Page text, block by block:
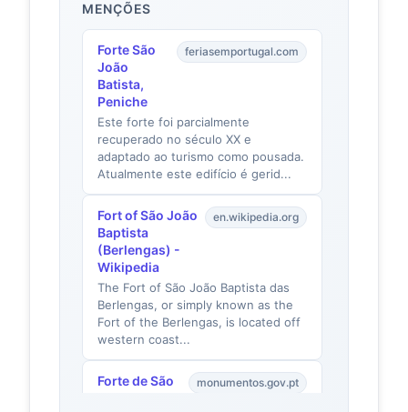
MENÇÕES
Forte São
João
Batista,
Peniche
feriasemportugal.com
Este forte foi parcialmente
recuperado no século XX e
adaptado ao turismo como pousada.
Atualmente este edifício é gerid...
Fort of São João
Baptista
(Berlengas) -
Wikipedia
en.wikipedia.org
The Fort of São João Baptista das
Berlengas, or simply known as the
Fort of the Berlengas, is located off
western coast...
Forte de São
monumentos.gov.pt